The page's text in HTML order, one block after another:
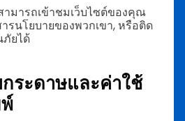
ามารถเข้าชมเว็บไซต์ของคุณ
รนโยบายของพวกเขา, หรือติด
ยได้
ระดาษและค่าใช้